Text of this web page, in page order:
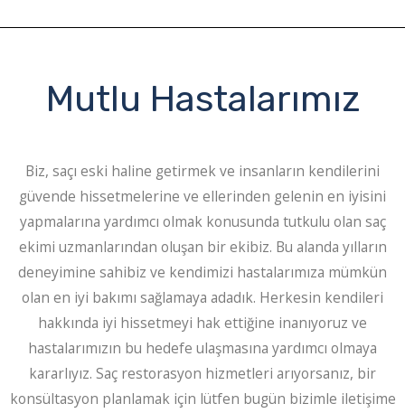
Mutlu Hastalarımız
Biz, saçı eski haline getirmek ve insanların kendilerini
güvende hissetmelerine ve ellerinden gelenin en iyisini
yapmalarına yardımcı olmak konusunda tutkulu olan saç
ekimi uzmanlarından oluşan bir ekibiz. Bu alanda yılların
deneyimine sahibiz ve kendimizi hastalarımıza mümkün
olan en iyi bakımı sağlamaya adadık. Herkesin kendileri
hakkında iyi hissetmeyi hak ettiğine inanıyoruz ve
hastalarımızın bu hedefe ulaşmasına yardımcı olmaya
kararlıyız. Saç restorasyon hizmetleri arıyorsanız, bir
konsültasyon planlamak için lütfen bugün bizimle iletişime